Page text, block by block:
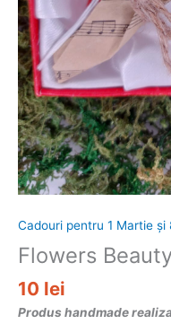
Cadouri pentru 1 Martie și
Flowers
10 lei
Produs handmade